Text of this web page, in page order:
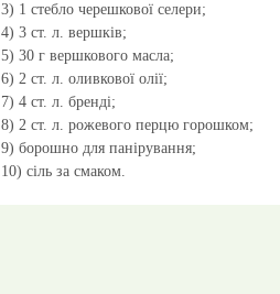
3) 1 стебло черешкової селери;
4) 3 ст. л. вершків;
5) 30 г вершкового масла;
6) 2 ст. л. оливкової олії;
7) 4 ст. л. бренді;
8) 2 ст. л. рожевого перцю горошком;
9) борошно для панірування;
10) сіль за смаком.